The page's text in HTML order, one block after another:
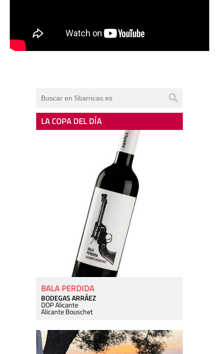
LA COPA DEL DÍA
BALA PERDIDA
BODEGAS ARRÁEZ
DOP Alicante
Alicante Bouschet